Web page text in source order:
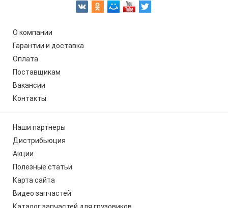
О компании
Гарантии и доставка
Оплата
Поставщикам
Вакансии
Контакты
Наши партнеры
Дистрибьюция
Акции
Полезные статьи
Карта сайта
Видео запчастей